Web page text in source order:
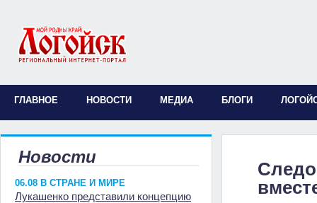
ГЛАВНОЕ НОВОСТИ МЕДИА БЛОГИ
Новости
06.08 В СТРАНЕ И МИРЕ
Лукашенко представили концепцию